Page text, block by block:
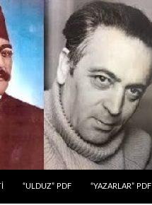
“ULDUZ” PDF “YAZARLAR” PDF